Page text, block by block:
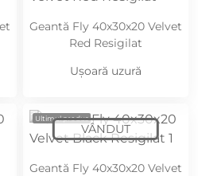
Geantă Fly 40x30x20 Velvet
Red Resigilat
Ușoară uzură
Ultimul produs
Geantă Fly 40x30x20 Velvet